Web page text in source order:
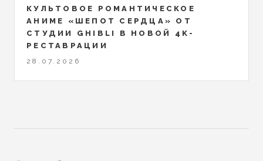
КУЛЬТОВОЕ РОМАНТИЧЕСКОЕ
АНИМЕ «ШЕПОТ СЕРДЦА» ОТ
СТУДИИ GHIBLI В НОВОЙ 4K-
РЕСТАВРАЦИИ
28.07.2026